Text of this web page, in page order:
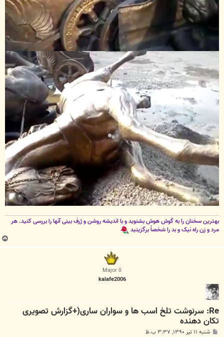
بهترین سخنان را به گوش هوش بشنوید و با اندیشه روشن و ژرف بینی آنها را بررسی کنید. هر
مرد و زن راه نیک و بد را شخصاً برگزینید
ب
ا
Major II
kalafe2006
Re: سرنوشت تلخ اسب ها و سواران ساری(+گزارش تصویری
تکان دهنده
پ شنبه ۱۱ تیر ۱۳۹۰, ۳:۳۷ ب.ظ